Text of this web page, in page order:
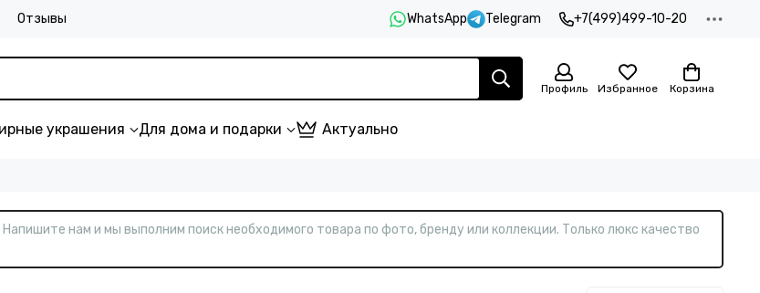
Отзывы WhatsApp Telegram +7(499)499-10-20
Профиль Избранное Корзина
украшения Для дома и подарки Актуально
нам и мы выполним поиск необходимого товара по фото, бренду или коллекции. Только люкс качество